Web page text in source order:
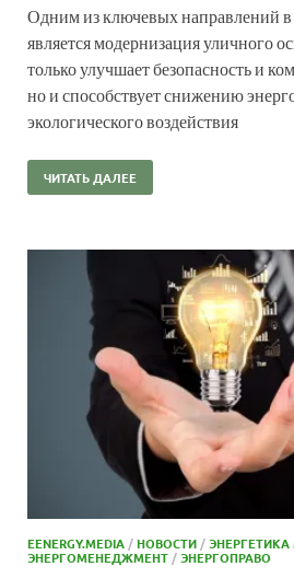
Одним из ключевых направлений в
является модернизация уличного
только улучшает безопасность и
но и способствует снижению
экологического воздействия
ЧИТАТЬ ДАЛЕЕ
EENERGY.MEDIA /НОВОСТИ /ЭНЕРГЕТИКА
ЭНЕРГОМЕНЕДЖМЕНТ /ЭНЕРГОПРАВО